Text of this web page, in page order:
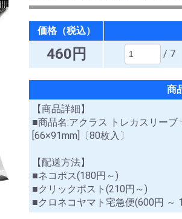
価格（税込）
460円 / 7
商
【商品詳細】
■商品名:アクラス トレカスリー
[66×91mm]〔80枚入〕
【配送方法】
■ネコポス(180円～)
■クリックポスト(210円～)
■クロネコヤマト宅急便(600円 ～